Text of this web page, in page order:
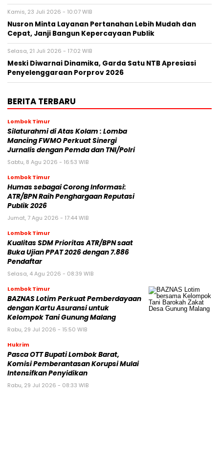
Kamis, 23 Juli 2026 - 10:07 WIB
Nusron Minta Layanan Pertanahan Lebih Mudah dan
Cepat, Janji Bangun Kepercayaan Publik
Selasa, 21 Juli 2026 - 17:02 WIB
Meski Diwarnai Dinamika, Garda Satu NTB Apresiasi
Penyelenggaraan Porprov 2026 ‎
BERITA TERBARU
Lombok Timur
Silaturahmi di Atas Kolam : Lomba
Mancing FWMO Perkuat Sinergi
Jurnalis dengan Pemda dan TNI/Polri
Sabtu, 8 Agu 2026 - 16:53 WIB
Lombok Timur
Humas sebagai Corong Informasi:
ATR/BPN Raih Penghargaan Reputasi
Publik 2026
Jumat, 7 Agu 2026 - 17:44 WIB
Lombok Timur
Kualitas SDM Prioritas ATR/BPN saat
Buka Ujian PPAT 2026 dengan 7.886
Pendaftar
Selasa, 4 Agu 2026 - 08:39 WIB
Lombok Timur
BAZNAS Lotim Perkuat Pemberdayaan
dengan Kartu Asuransi untuk
Kelompok Tani Gunung Malang
Rabu, 29 Jul 2026 - 15:50 WIB
Hukrim
Pasca OTT Bupati Lombok Barat,
Komisi Pemberantasan Korupsi Mulai
Intensifkan Penyidikan
Rabu, 29 Jul 2026 - 08:33 WIB